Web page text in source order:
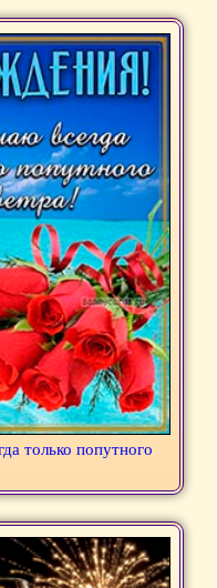
только попутного